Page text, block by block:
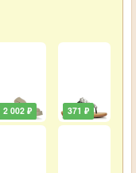
2 002 ₽ 371 ₽